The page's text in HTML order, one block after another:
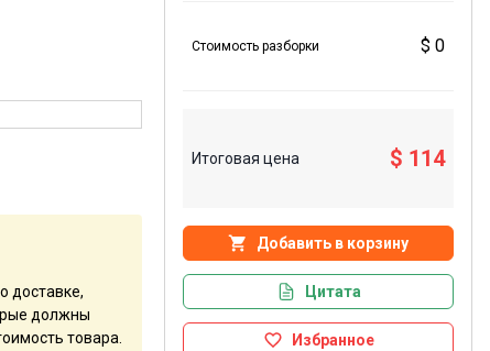
доставке,
должны
товара.
Стоимость разборки $ 0
Итоговая цена $ 114
Добавить в корзину
Цитата
Избранное